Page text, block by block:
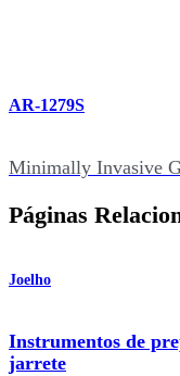
AR-1279S
Minimally Invasive
Páginas
Joelho
Instrumentos de
jarrete